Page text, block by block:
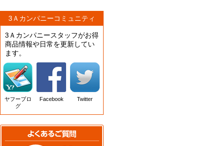
3Ａカンパニーコミュニティ
3Ａカンパニースタッフがお得
商品情報や日常を更新してい
ます。
ヤフーブロ
グ
Facebook Twitter